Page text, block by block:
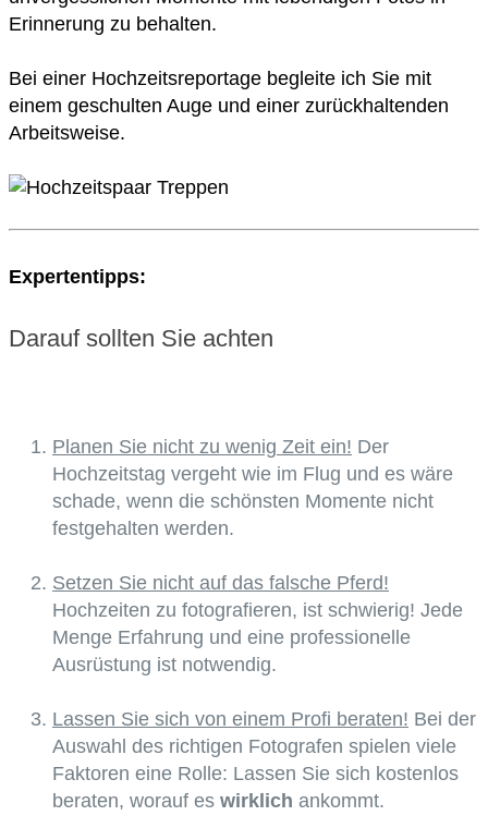
Erinnerung zu behalten.
Bei einer Hochzeitsreportage begleite ich Sie mit
einem geschulten Auge und einer zurückhaltenden
Arbeitsweise.
Expertentipps:
Darauf sollten Sie achten
Planen Sie nicht zu wenig Zeit ein! Der
Hochzeitstag vergeht wie im Flug und es wäre
schade, wenn die schönsten Momente nicht
festgehalten werden.
Setzen Sie nicht auf das falsche Pferd!
Hochzeiten zu fotografieren, ist schwierig! Jede
Menge Erfahrung und eine professionelle
Ausrüstung ist notwendig.
Lassen Sie sich von einem Profi beraten! Bei der
Auswahl des richtigen Fotografen spielen viele
Faktoren eine Rolle: Lassen Sie sich kostenlos
beraten, worauf es wirklich ankommt.